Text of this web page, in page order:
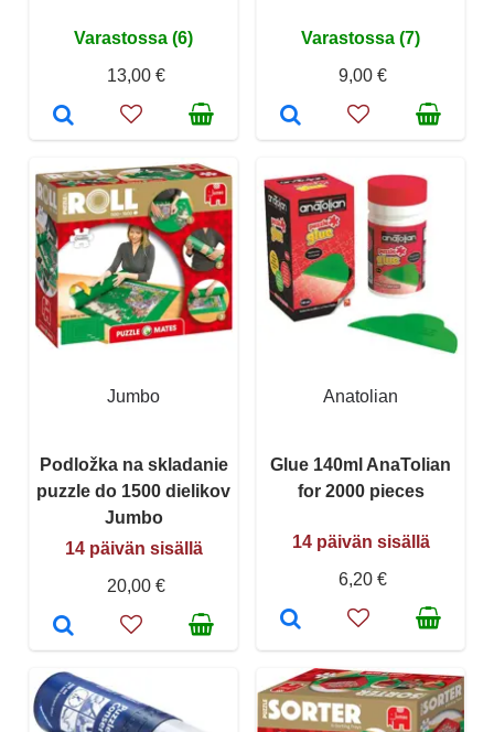
Varastossa (6)
13,00 €
Varastossa (7)
9,00 €
Jumbo
Podložka na skladanie
puzzle do 1500 dielikov
Jumbo
14 päivän sisällä
20,00 €
Anatolian
Glue 140ml AnaTolian
for 2000 pieces
14 päivän sisällä
6,20 €